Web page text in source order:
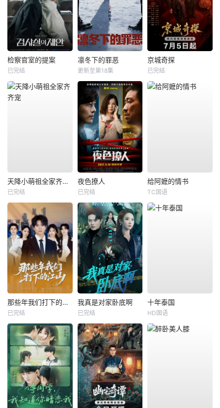
检察官室的提案
已完结
凛冬下的罪恶
更新至第18集
京城奇探
已完结
天降小萌祖全家齐齐宠
已完结
夜色撩人
已完结
给阿嬷的情书
TC国语
那些年我们打下的江山
已完结
我真是对家卧底啊
已完结
十年泰国
HD国语